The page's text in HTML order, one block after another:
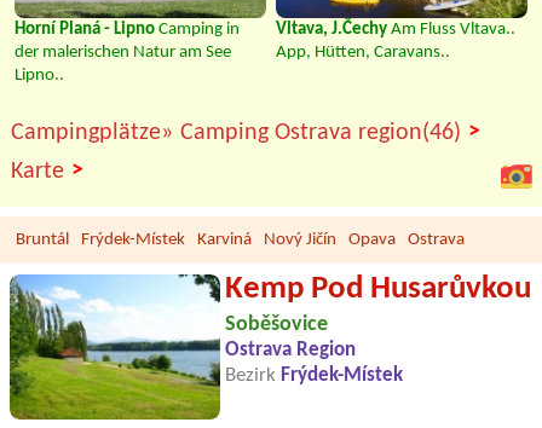
Horní Planá - Lipno Camping in
der malerischen Natur am See
Lipno..
Vltava, J.Čechy Am Fluss Vltava..
App, Hütten, Caravans..
Campingplätze» Camping Ostrava region(46) >
Karte >
Bruntál Frýdek-Místek Karviná Nový Jičín Opava Ostrava
Kemp Pod Husarůvkou
Soběšovice
Ostrava Region
Bezirk Frýdek-Místek